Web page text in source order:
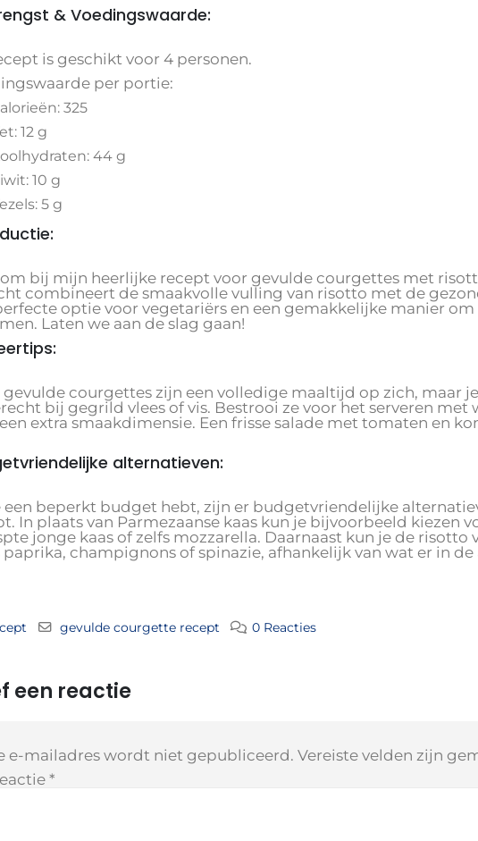
& Voedingswaarde:
is geschikt voor 4 personen.
per portie:
325
12 g
44 g
10 g
5 g
bij mijn heerlijke recept voor gevulde courgettes met
combineert de smaakvolle vulling van risotto met de
optie voor vegetariërs en een gemakkelijke manier
Laten we aan de slag gaan!
gevulde courgettes zijn een volledige maaltijd op zich, maar
bij gegrild vlees of vis. Bestrooi ze voor het serveren met
extra smaakdimensie. Een frisse salade met tomaten en
alternatieven:
een beperkt budget hebt, zijn er budgetvriendelijke
In plaats van Parmezaanse kaas kun je bijvoorbeeld kiezen
jonge kaas of zelfs mozzarella. Daarnaast kun je de
paprika, champignons of spinazie, afhankelijk van wat er in
gevulde courgette recept 0 Reacties
een reactie
e-mailadres wordt niet gepubliceerd. Vereiste velden zijn
*